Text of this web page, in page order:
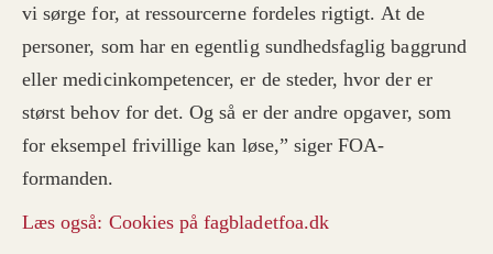
vi sørge for, at ressourcerne fordeles rigtigt. At de
personer, som har en egentlig sundhedsfaglig baggrund
eller medicinkompetencer, er de steder, hvor der er
størst behov for det. Og så er der andre opgaver, som
for eksempel frivillige kan løse,” siger FOA-
formanden.
Læs også: Cookies på fagbladetfoa.dk